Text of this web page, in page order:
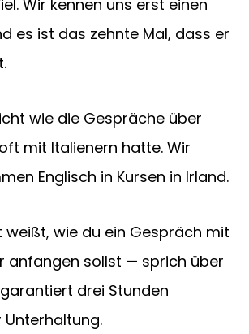
Wir kennen uns erst einen
es ist das zehnte Mal, dass er
wie die Gespräche über
mit Italienern hatte. Wir
Englisch in Kursen in Irland.
weißt, wie du ein Gespräch mit
anfangen sollst — sprich über
garantiert drei Stunden